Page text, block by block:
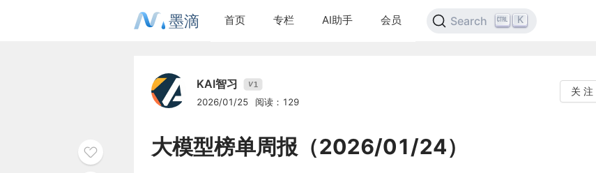
墨滴 首页 专栏 AI助手 会员 Search K
KAI智习 V1
2026/01/25 阅读：129
关 注
大模型榜单周报（2026/01/24）